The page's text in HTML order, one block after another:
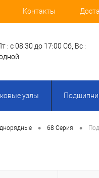
Контакты
: с 08:30 до 17:00 Сб, Вс :
узлы
• 68 Серия •